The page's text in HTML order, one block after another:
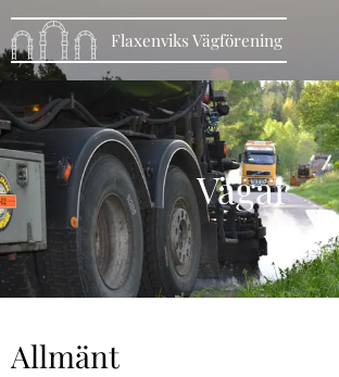
Flaxenviks Vägförening
Vägar
Allmänt